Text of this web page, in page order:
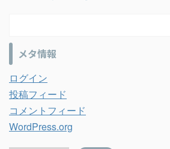
メタ情報
ログイン
投稿フィード
コメントフィード
WordPress.org